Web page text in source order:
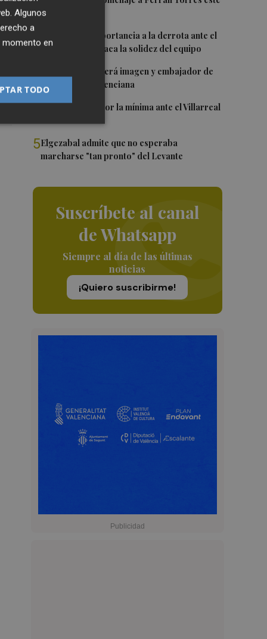
viernes
2 Sotelo resta importancia a la derrota ante el
Villarreal y destaca la solidez del equipo
3 Ferran Torres será imagen y embajador de
la Comunitat Valenciana
4El Levante cae por la mínima ante el Villarreal
5Elgezabal admite que no esperaba
marcharse "tan pronto" del Levante
Suscríbete al canal
de Whatsapp
Siempre al día de las últimas
noticias
¡Quiero suscribirme!
Algunos
a
momento en
TODO